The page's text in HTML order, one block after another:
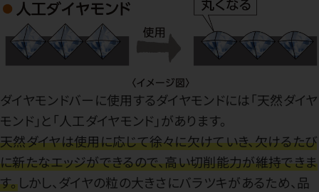
ダイヤモンドバーに使用するダイヤモンドには「天然ダイヤ
モンド」と「人工ダイヤモンド」があります。
天然ダイヤは使用に応じて徐々に欠けていき、欠けるたび
に新たなエッジができるので、高い切削能力が維持できま
す。しかし、ダイヤの粒の大きさにバラツキがあるため、品